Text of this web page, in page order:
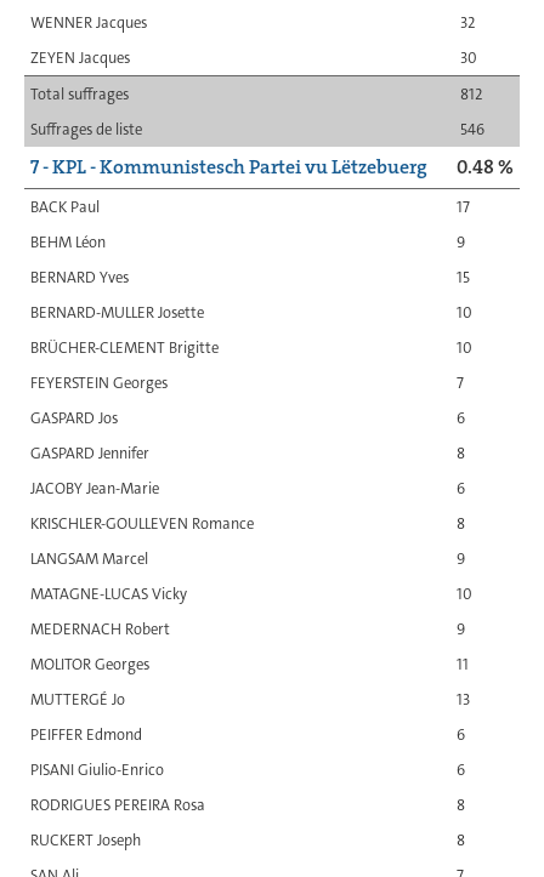
WENNER Jacques
32
ZEYEN Jacques
30
Total suffrages
812
Suffrages de liste
546
7 - KPL - Kommunistesch Partei vu Lëtzebuerg 0.48 %
BACK Paul
17
BEHM Léon
9
BERNARD Yves
15
BERNARD-MULLER Josette
10
BRÜCHER-CLEMENT Brigitte
10
FEYERSTEIN Georges
7
GASPARD Jos
6
GASPARD Jennifer
8
JACOBY Jean-Marie
6
KRISCHLER-GOULLEVEN Romance
8
LANGSAM Marcel
9
MATAGNE-LUCAS Vicky
10
MEDERNACH Robert
9
MOLITOR Georges
11
MUTTERGÉ Jo
13
PEIFFER Edmond
6
PISANI Giulio-Enrico
6
RODRIGUES PEREIRA Rosa
8
RUCKERT Joseph
8